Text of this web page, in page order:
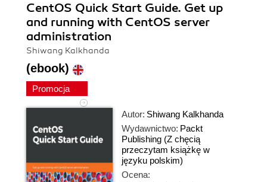
CentOS Quick Start Guide. Get up
and running with CentOS server
administration
Shiwang Kalkhanda
(ebook)
Promocja
Autor: Shiwang Kalkhanda
Wydawnictwo: Packt
Publishing (Z chęcią
przeczytam książkę w
języku polskim)
Ocena: